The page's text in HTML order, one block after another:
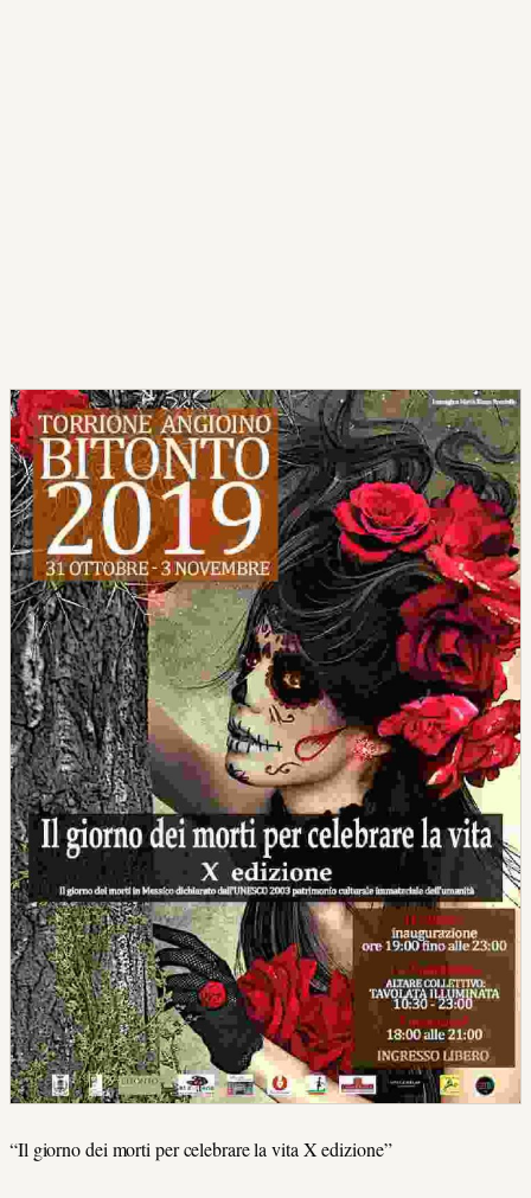
“Il giorno dei morti per celebrare la vita X edizione”